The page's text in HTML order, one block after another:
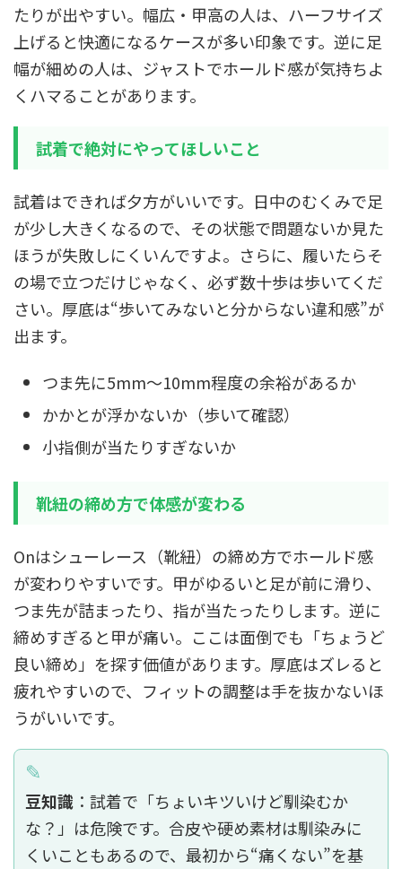
たりが出やすい。幅広・甲高の人は、ハーフサイズ
上げると快適になるケースが多い印象です。逆に足
幅が細めの人は、ジャストでホールド感が気持ちよ
くハマることがあります。
試着で絶対にやってほしいこと
試着はできれば夕方がいいです。日中のむくみで足
が少し大きくなるので、その状態で問題ないか見た
ほうが失敗しにくいんですよ。さらに、履いたらそ
の場で立つだけじゃなく、必ず数十歩は歩いてくだ
さい。厚底は“歩いてみないと分からない違和感”が
出ます。
つま先に5mm〜10mm程度の余裕があるか
かかとが浮かないか（歩いて確認）
小指側が当たりすぎないか
靴紐の締め方で体感が変わる
Onはシューレース（靴紐）の締め方でホールド感
が変わりやすいです。甲がゆるいと足が前に滑り、
つま先が詰まったり、指が当たったりします。逆に
締めすぎると甲が痛い。ここは面倒でも「ちょうど
良い締め」を探す価値があります。厚底はズレると
疲れやすいので、フィットの調整は手を抜かないほ
うがいいです。
豆知識 ：試着で「ちょいキツいけど馴染むか
な？」は危険です。合皮や硬め素材は馴染みに
くいこともあるので、最初から“痛くない”を基